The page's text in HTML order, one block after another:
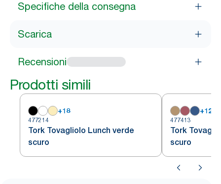
Specifiche della consegna
Scarica
Recensioni
Prodotti simili
+18
477214
Tork Tovagliolo Lunch verde
scuro
+12
477413
Tork
scuro